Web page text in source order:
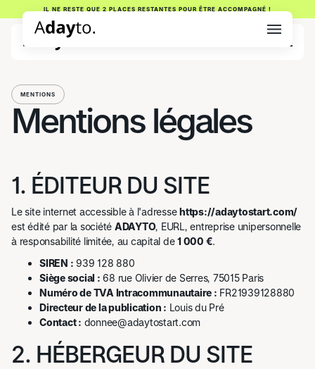
MENTIONS
Mentions légales
1. ÉDITEUR DU SITE
Le site internet accessible à l'adressehttps://adaytostart.com/
est édité par la société ADAYTO, EURL, entreprise unipersonnelle
à responsabilité limitée, au capital de1 000 €.
SIREN : 939 128 880
Siège social : 68 rue Olivier de Serres, 75015 Paris
Numéro de TVA Intracommunautaire : FR21939128880
Directeur de la publication : Louis du Pré
Contact : donnee@adaytostart.com
2. HÉBERGEUR DU SITE
IL NE RESTE QUE 2 PLACES RESTANTES POUR ÊTRE ACCOMPAGNÉ !